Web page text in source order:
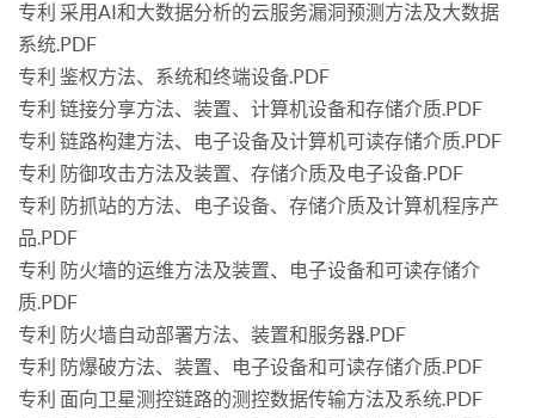
专利 采用AI和大数据分析的云服务漏洞预测方法及大数据
系统.PDF
专利 鉴权方法、系统和终端设备.PDF
专利 链接分享方法、装置、计算机设备和存储介质.PDF
专利 链路构建方法、电子设备及计算机可读存储介质.PDF
专利 防御攻击方法及装置、存储介质及电子设备.PDF
专利 防抓站的方法、电子设备、存储介质及计算机程序产
品.PDF
专利 防火墙的运维方法及装置、电子设备和可读存储介
质.PDF
专利 防火墙自动部署方法、装置和服务器.PDF
专利 防爆破方法、装置、电子设备和可读存储介质.PDF
专利 面向卫星测控链路的测控数据传输方法及系统.PDF